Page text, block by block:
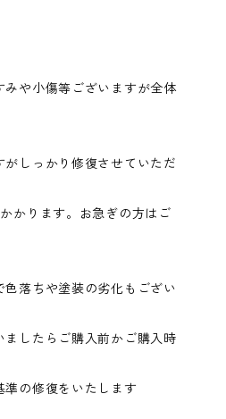
や小傷等ございますが全体
しっかり修復させていただ
かります。お急ぎの方はご
落ちや塗装の劣化もござい
したらご購入前かご購入時
準の修復をいたします